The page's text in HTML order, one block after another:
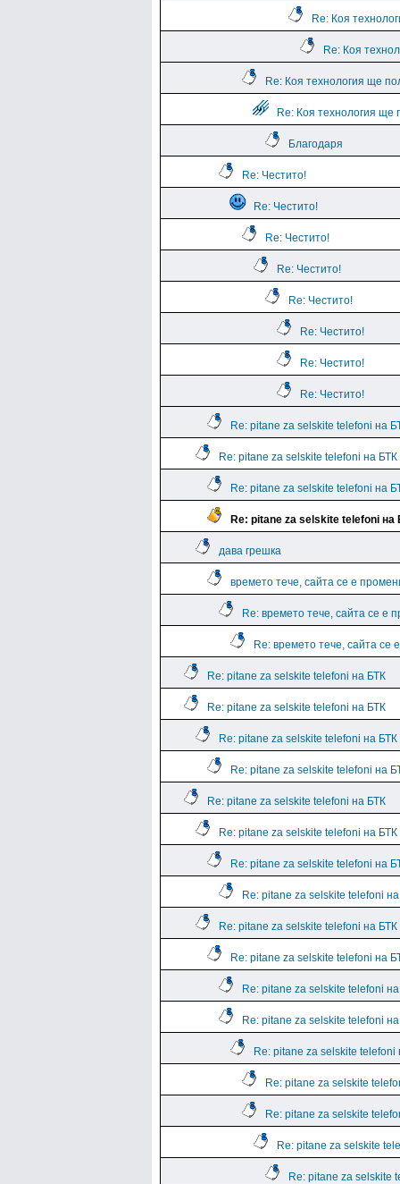
Re: Коя
Re: Коя
Re: Коя технология ще
Re: Коя технология ще
Благодаря
Re: Честито!
Re: Честито!
Re: Честито!
Re: Честито!
Re: Честито!
Re: Честито!
Re: Честито!
Re: Честито!
Re: pitane za selskite telefoni на
Re: pitane za selskite telefoni на
Re: pitane za selskite telefoni на
Re: pitane za selskite telefoni на
дава грешка
времето тече, сайта се е
Re: времето тече, сайта се е
Re: времето тече, сайта се
Re: pitane za selskite telefoni на БТК
Re: pitane za selskite telefoni на БТК
Re: pitane za selskite telefoni на БТК
Re: pitane za selskite telefoni на
Re: pitane za selskite telefoni на БТК
Re: pitane za selskite telefoni на БТК
Re: pitane za selskite telefoni на
Re: pitane za selskite telefoni
Re: pitane za selskite telefoni на БТК
Re: pitane za selskite telefoni на
Re: pitane za selskite telefoni
Re: pitane za selskite telefoni
Re: pitane za selskite telefoni
Re: pitane za selskite
Re: pitane za selskite
Re: pitane za selskite
Re: pitane za selskite